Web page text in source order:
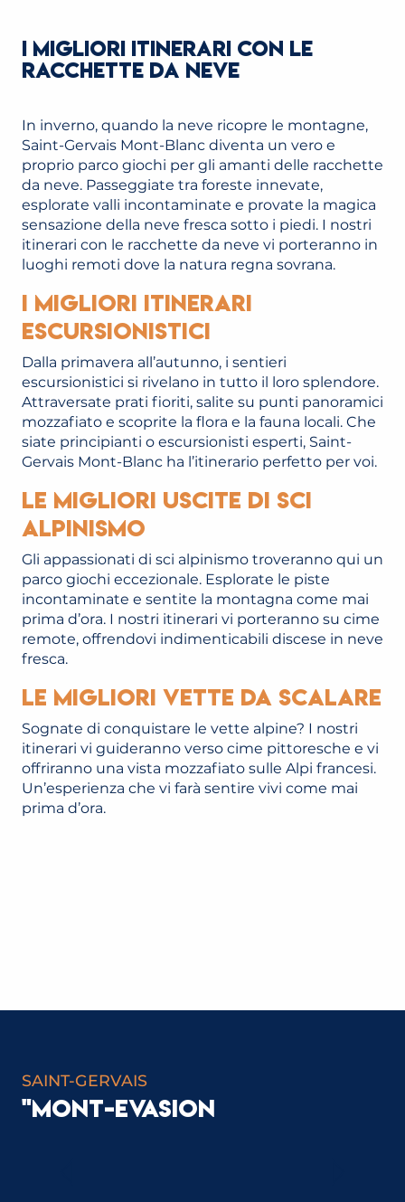
I MIGLIORI ITINERARI CON LE
RACCHETTE DA NEVE
In inverno, quando la neve ricopre le montagne,
Saint-Gervais Mont-Blanc diventa un vero e
proprio parco giochi per gli amanti delle racchette
da neve. Passeggiate tra foreste innevate,
esplorate valli incontaminate e provate la magica
sensazione della neve fresca sotto i piedi. I nostri
itinerari con le racchette da neve vi porteranno in
luoghi remoti dove la natura regna sovrana.
I migliori itinerari
escursionistici
Dalla primavera all’autunno, i sentieri
escursionistici si rivelano in tutto il loro splendore.
Attraversate prati fioriti, salite su punti panoramici
mozzafiato e scoprite la flora e la fauna locali. Che
siate principianti o escursionisti esperti, Saint-
Gervais Mont-Blanc ha l’itinerario perfetto per voi.
Le migliori uscite di sci
alpinismo
Gli appassionati di sci alpinismo troveranno qui un
parco giochi eccezionale. Esplorate le piste
incontaminate e sentite la montagna come mai
prima d’ora. I nostri itinerari vi porteranno su cime
remote, offrendovi indimenticabili discese in neve
fresca.
Le migliori vette da scalare
Sognate di conquistare le vette alpine? I nostri
itinerari vi guideranno verso cime pittoresche e vi
offriranno una vista mozzafiato sulle Alpi francesi.
Un’esperienza che vi farà sentire vivi come mai
prima d’ora.
SAINT-GERVAIS
"MONT-EVASION